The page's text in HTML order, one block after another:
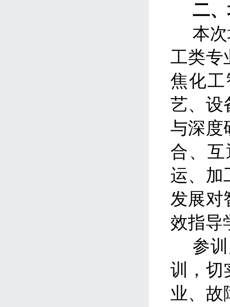
二
本
工类专
焦化
艺、设
与深度
合、
运、加
发展对
效指导
参
训，切
业、故